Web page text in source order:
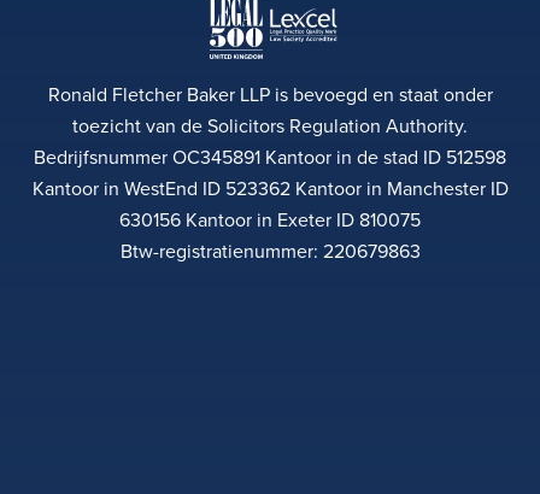
Ronald Fletcher Baker LLP is bevoegd en staat onder
toezicht van de Solicitors Regulation Authority.
Bedrijfsnummer OC345891 Kantoor in de stad ID 512598
Kantoor in WestEnd ID 523362 Kantoor in Manchester ID
630156 Kantoor in Exeter ID 810075
Btw-registratienummer: 220679863